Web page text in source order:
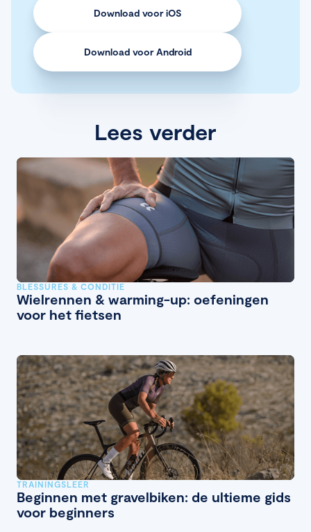
Download voor iOS
Download voor Android
Lees verder
BLESSURES & CONDITIE
Wielrennen & warming-up: oefeningen
voor het fietsen
TRAININGSLEER
Beginnen met gravelbiken: de ultieme gids
voor beginners